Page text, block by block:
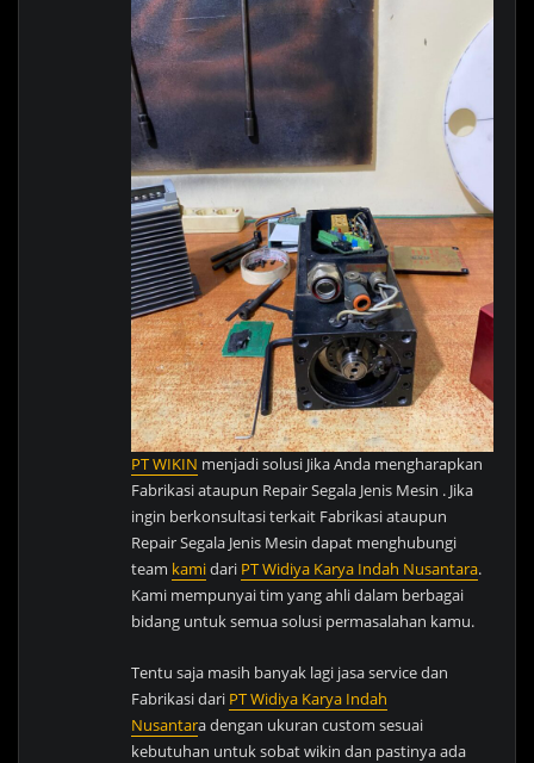
PT WIKIN menjadi solusi Jika Anda mengharapkan
Fabrikasi ataupun Repair Segala Jenis Mesin . Jika
ingin berkonsultasi terkait Fabrikasi ataupun
Repair Segala Jenis Mesin dapat menghubungi
team kamidari PT Widiya Karya Indah Nusantara.
Kami mempunyai tim yang ahli dalam berbagai
bidang untuk semua solusi permasalahan kamu.
Tentu saja masih banyak lagi jasa service dan
Fabrikasi dari PT Widiya Karya Indah
Nusantara dengan ukuran custom sesuai
kebutuhan untuk sobat wikin dan pastinya ada